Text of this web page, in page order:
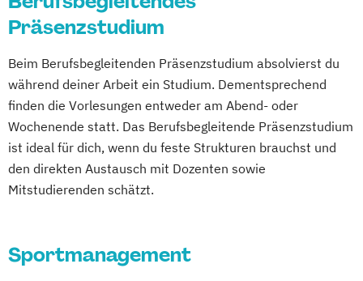
Management
Marketing
Computer Science (EN)
Consumer Research & Data Driven
Marketing
Controlling & Business Intelligence
Diagnostischer Ultraschall – Sonographie
Ergotherapie
Gesundheits- und Krankenpflege
Präsenzstudium
Beim Berufsbegleitenden Präsenzstudium absolvierst du
während deiner Arbeit ein Studium. Dementsprechend
finden die Vorlesungen entweder am Abend- oder
Wochenende statt. Das Berufsbegleitende Präsenzstudium
ist ideal für dich, wenn du feste Strukturen brauchst und
den direkten Austausch mit Dozenten sowie
Mitstudierenden schätzt.
Sportmanagement